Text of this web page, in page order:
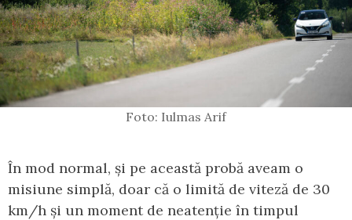
Foto: Iulmas Arif
În mod normal, și pe această probă aveam o
misiune simplă, doar că o limită de viteză de 30
km/h și un moment de neatenție în timpul